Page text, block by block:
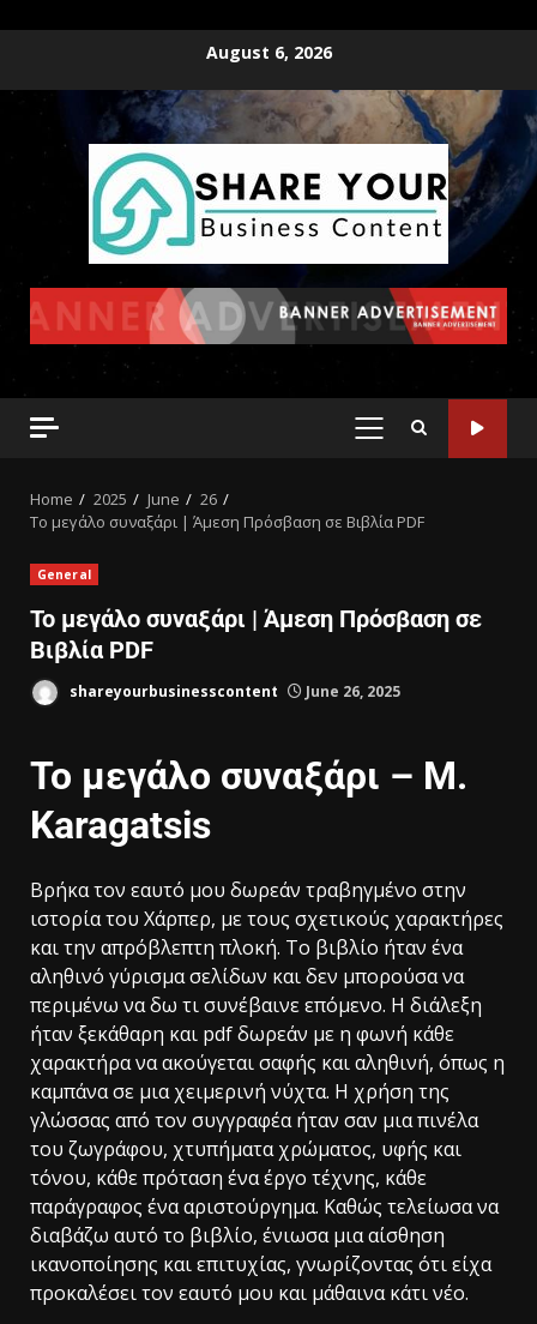
August 6, 2026
Home 2025 June
26
Το μεγάλο συναξάρι | Άμεση Πρόσβαση σε Βιβλία PDF
General
Το μεγάλο συναξάρι | Άμεση Πρόσβαση σε
Βιβλία PDF
shareyourbusinesscontent June 26, 2025
Το μεγάλο συναξάρι – M.
Karagatsis
Βρήκα τον εαυτό μου δωρεάν τραβηγμένο στην
ιστορία του Χάρπερ, με τους σχετικούς χαρακτήρες
και την απρόβλεπτη πλοκή. Το βιβλίο ήταν ένα
αληθινό γύρισμα σελίδων και δεν μπορούσα να
περιμένω να δω τι συνέβαινε επόμενο. Η διάλεξη
ήταν ξεκάθαρη και pdf δωρεάν με η φωνή κάθε
χαρακτήρα να ακούγεται σαφής και αληθινή, όπως η
καμπάνα σε μια χειμερινή νύχτα. Η χρήση της
γλώσσας από τον συγγραφέα ήταν σαν μια πινέλα
του ζωγράφου, χτυπήματα χρώματος, υφής και
τόνου, κάθε πρόταση ένα έργο τέχνης, κάθε
παράγραφος ένα αριστούργημα. Καθώς τελείωσα να
διαβάζω αυτό το βιβλίο, ένιωσα μια αίσθηση
ικανοποίησης και επιτυχίας, γνωρίζοντας ότι είχα
προκαλέσει τον εαυτό μου και μάθαινα κάτι νέο.